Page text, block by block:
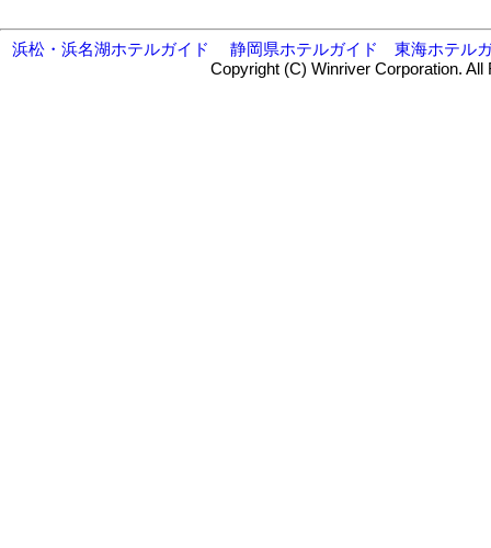
浜松・浜名湖ホテルガイド 静岡県ホテルガイド
東海ホテル
Copyright (C) Winriver Corporation. All